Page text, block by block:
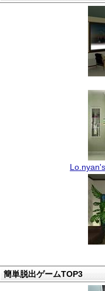
簡単脱出ゲームTOP3